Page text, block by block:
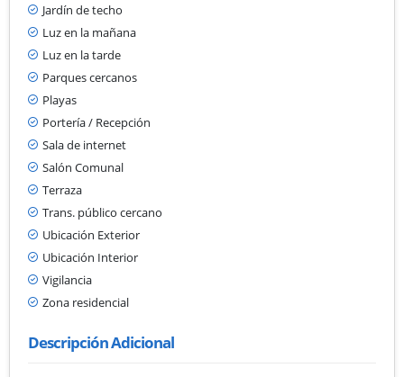
Jardín de techo
Luz en la mañana
Luz en la tarde
Parques cercanos
Playas
Portería / Recepción
Sala de internet
Salón Comunal
Terraza
Trans. público cercano
Ubicación Exterior
Ubicación Interior
Vigilancia
Zona residencial
Descripción Adicional